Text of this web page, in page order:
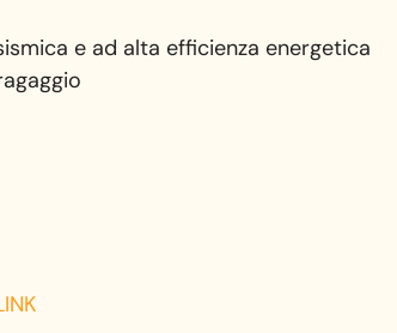
e ad alta efficienza energetica